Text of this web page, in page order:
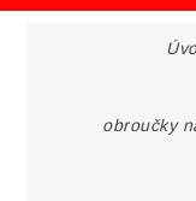
obroučky